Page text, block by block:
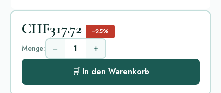
CHF317.72 −25%
Menge: − +
🛒 In den Warenkorb